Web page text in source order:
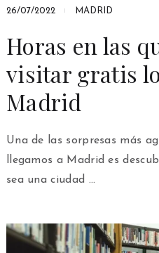
26/07/2022 MADRID
Horas en las
visitar gratis
Madrid
Una de las sorpresas más
llegamos a Madrid es
sea una ciudad …